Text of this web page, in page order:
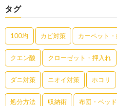
タグ
100均 カビ対策 カーペット
クエン酸 クローゼット・押入れ
ダニ対策 ニオイ対策 ホコリ
処分方法 収納術 布団・ベッド